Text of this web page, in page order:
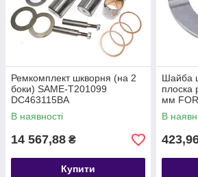
Ремкомплект шкворня (на 2
боки) SAME-T201099
DC463115BA
В наявності
14 567,88 ₴
Купити
Шайба
плоска
мм
1848,
В